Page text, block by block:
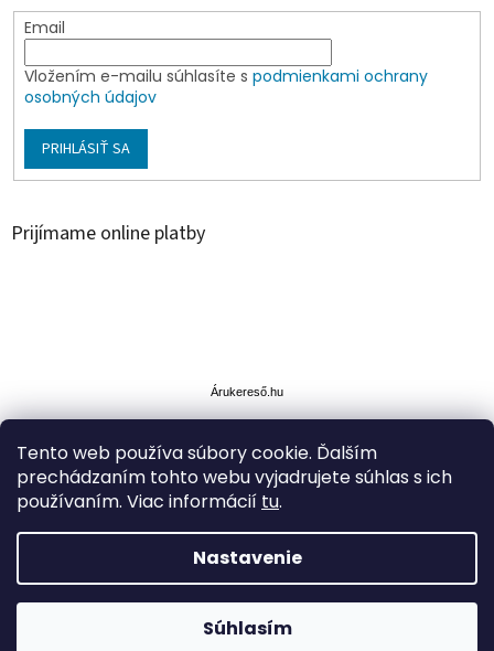
Tento web používa súbory cookie. Ďalším
prechádzaním tohto webu vyjadrujete súhlas s ich
používaním. Viac informácií tu.
Nastavenie
Súhlasím
ZĽAVA až -35% na vybrané produkty.Doprava cez Packetu
Email
Vložením e-mailu súhlasíte s podmienkami ochrany
osobných údajov
PRIHLÁSIŤ SA
Prijímame online platby
k
r
e
s
Árukereső.hu
Vytvoril Shoptet
Simplytoys. Všetky práva vyhradené.